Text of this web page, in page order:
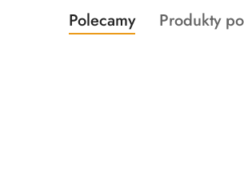
Pomiń karuzelę produktów
Produkty
o
Polecamy
Produkty
Produkty